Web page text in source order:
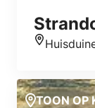
TOON OP